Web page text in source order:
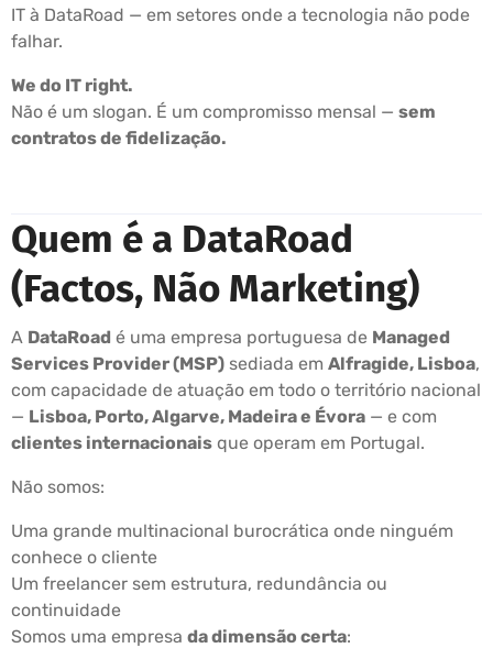
IT à DataRoad — em setores onde a tecnologia não pode
falhar.
We do IT right.
Não é um slogan. É um compromisso mensal — sem
contratos de fidelização.
Quem é a DataRoad
(Factos, Não Marketing)
A DataRoad é uma empresa portuguesa de Managed
Services Provider (MSP) sediada em Alfragide, Lisboa,
com capacidade de atuação em todo o território nacional
— Lisboa, Porto, Algarve, Madeira e Évora — e com
clientes internacionais que operam em Portugal.
Não somos:
Uma grande multinacional burocrática onde ninguém
conhece o cliente
Um freelancer sem estrutura, redundância ou
continuidade
Somos uma empresa da dimensão certa: